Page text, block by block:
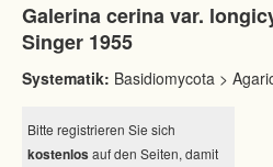
Galerina cerina var.
Singer 1955
Systematik: Basidiomycota >
Bitte registrieren Sie sich
kostenlos auf den Seiten, damit